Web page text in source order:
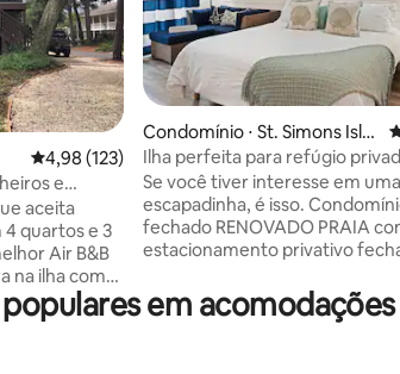
4,98 de uma avaliação média de 5, 123
4,98 (123)
e
aceita
quartos e 3
Air B&B
na ilha com
de praia,
A
Condomínio ⋅ St. Simons Isla
nd
Ilha perfeita para refúgio
Walk2Beach-Village
Se você tiver interesse em
escapadinha, é isso. Condomínio
fechado RENOVADO PRAIA
estacionamento privativo
Caminhada/Bicicleta até a
Village Shopping, Restaurantes
em